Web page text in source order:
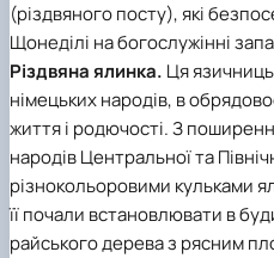
(різдвяного посту), які
Щонеділі на богослужінні
Різдвяна ялинка. Ця
німецьких народів, в
життя і родючості. З
народів Центральної та
різнокольоровими кульками
її почали встановлювати в
райського дерева з рясним